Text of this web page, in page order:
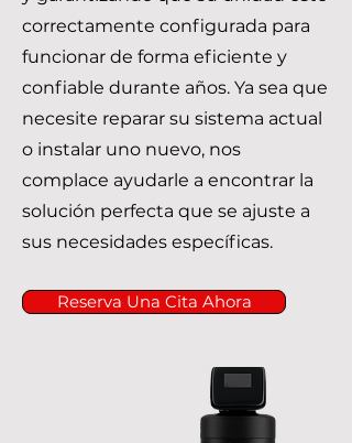
correctamente configurada para
funcionar de forma eficiente y
confiable durante años. Ya sea que
necesite reparar su sistema actual
o instalar uno nuevo, nos
complace ayudarle a encontrar la
solución perfecta que se ajuste a
sus necesidades específicas.
Reserva Una Cita Ahora